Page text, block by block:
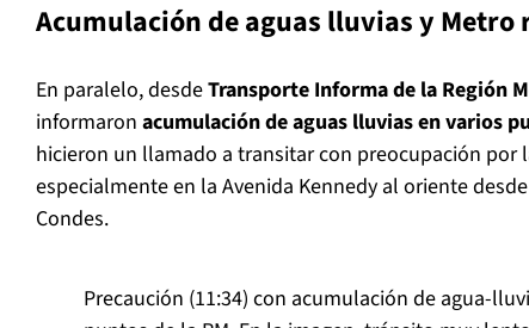
Acumulación de aguas lluvias y
En paralelo, desdeTransporte Informa de la Región
informaron acumulación de aguas lluvias en varios
hicieron un llamado a transitar con preocupación por
especialmente en la Avenida Kennedy al oriente
Condes.
Precaución (11:34) con acumulación de agua-